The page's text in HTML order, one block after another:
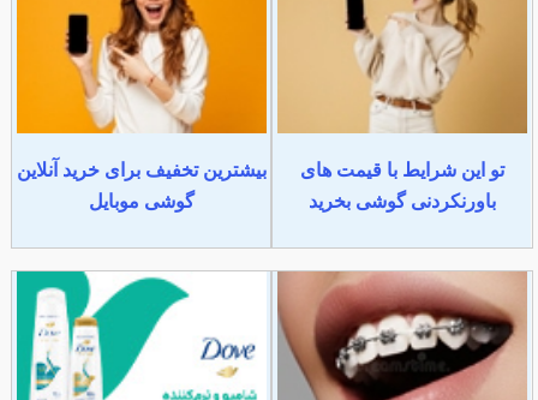
تو این شرایط با قیمت های
باورنکردنی گوشی بخرید
بیشترین تخفیف برای خرید آنلاین
گوشی موبایل